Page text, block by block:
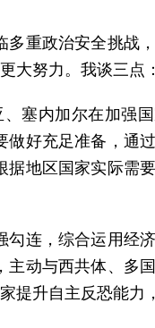
重政治安全挑战
大努力。我谈三点：
塞内加尔在加强
好充足准备，通
地区国家实际需
连，综合运用经
动与西共体、多
提升自主反恐能力